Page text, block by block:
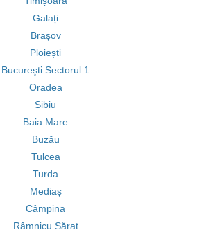
Galați
Brașov
Ploiești
Bucureşti Sectorul 1
Oradea
Sibiu
Baia Mare
Buzău
Tulcea
Turda
Mediaș
Câmpina
Râmnicu Sărat